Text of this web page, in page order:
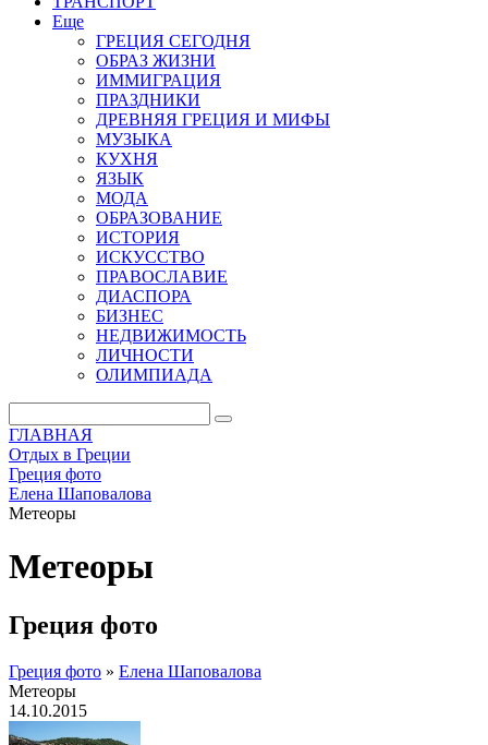
Еще
ГРЕЦИЯ СЕГОДНЯ
ОБРАЗ ЖИЗНИ
ИММИГРАЦИЯ
ПРАЗДНИКИ
ДРЕВНЯЯ ГРЕЦИЯ И МИФЫ
МУЗЫКА
КУХНЯ
ЯЗЫК
МОДА
ОБРАЗОВАНИЕ
ИСТОРИЯ
ИСКУССТВО
ПРАВОСЛАВИЕ
ДИАСПОРА
БИЗНЕС
НЕДВИЖИМОСТЬ
ЛИЧНОСТИ
ОЛИМПИАДА
ГЛАВНАЯ
Отдых в Греции
Греция фото
Елена Шаповалова
Метеоры
Метеоры
Греция фото
Греция фото » Елена Шаповалова
Метеоры
14.10.2015